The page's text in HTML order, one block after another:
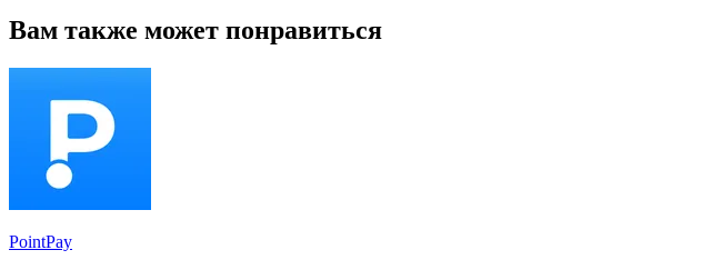
Вам также может понравиться
PointPay